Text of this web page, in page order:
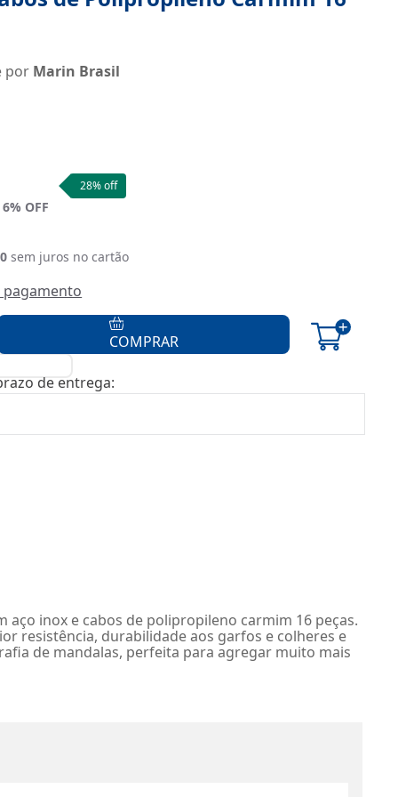
por Marin Brasil
6% OFF
28% off
sem juros no cartão
pagamento
COMPRAR
de entrega:
aço inox e cabos de polipropileno carmim 16 peças.
resistência, durabilidade aos garfos e colheres e
de mandalas, perfeita para agregar muito mais